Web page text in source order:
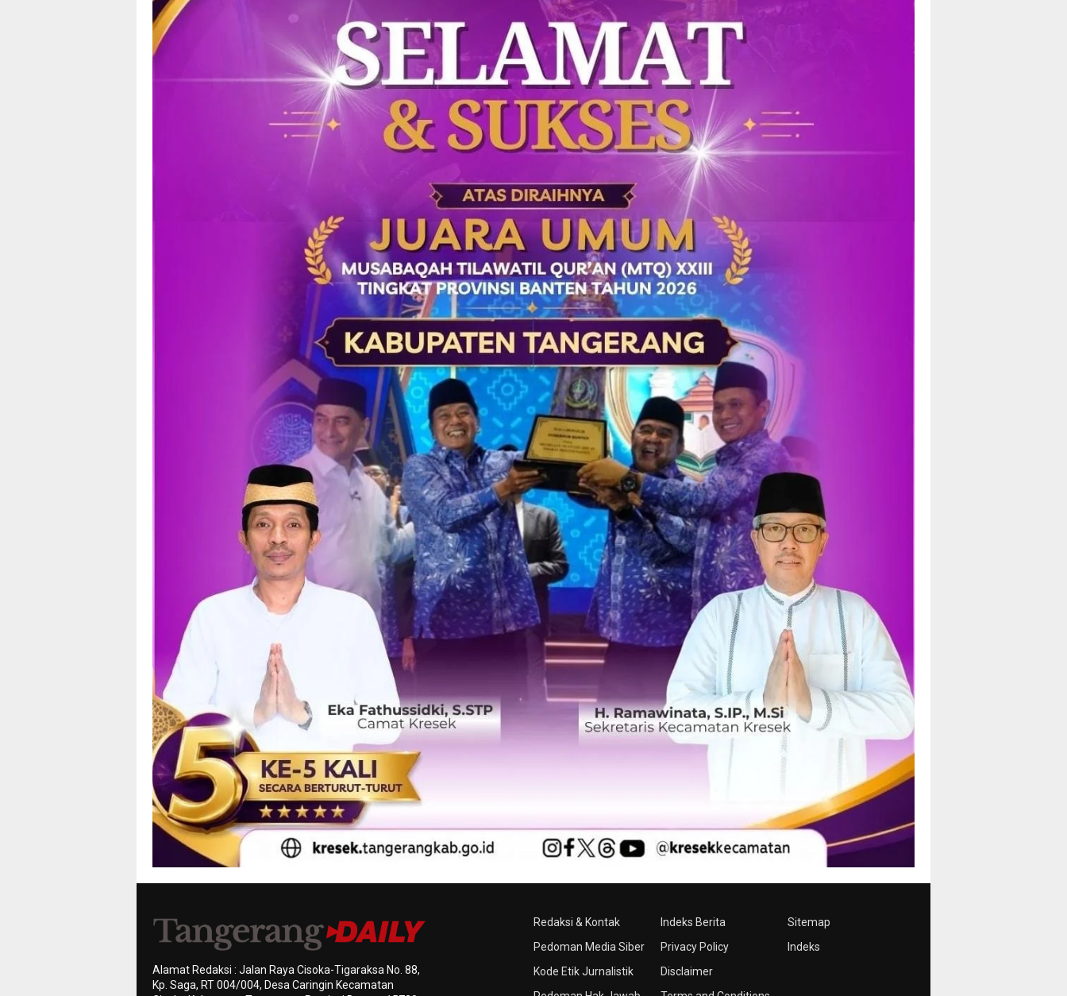
Redaksi & Kontak
Pedoman Media Siber
Kode Etik Jurnalistik
Indeks Berita
Privacy Policy
Disclaimer
Sitemap
Indeks
Alamat Redaksi : Jalan Raya Cisoka-Tigaraksa No. 88,
Kp. Saga, RT 004/004, Desa Caringin Kecamatan